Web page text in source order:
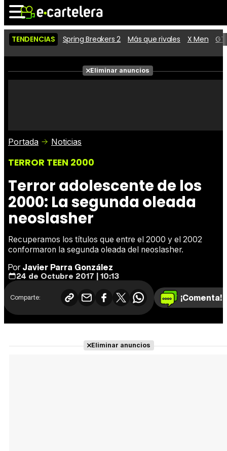
Noticias Cartelera
Películas
Críticas
TENDENCIAS Spring Breakers 2 Más que rivales X Men
Eliminar anuncios
Portada Noticias
TERROR TEEN 2000
Terror adolescente de los
2000: La segunda oleada
neoslasher
Recuperamos los títulos que entre el 2000 y el 2002
conformaron la segunda oleada del neoslasher.
PorJavier Parra González
24 de Octubre 2017 | 10:13
Comparte: ¡Comenta!
Eliminar anuncios